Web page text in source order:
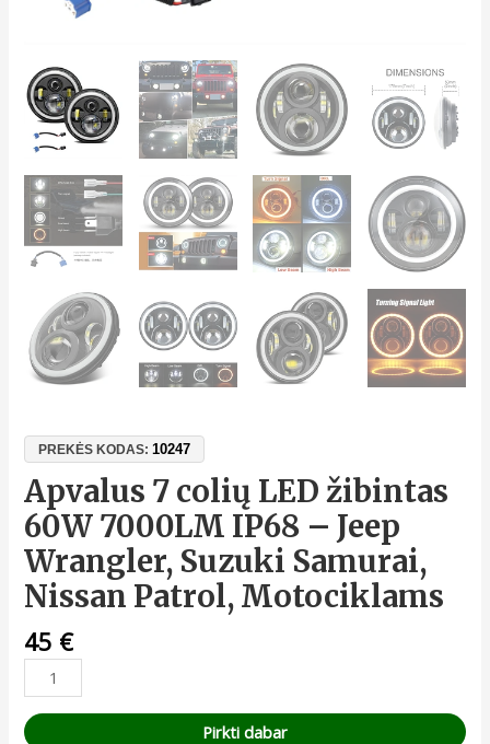
PREKĖS KODAS:10247
Apvalus 7 colių LED žibintas
60W 7000LM IP68 – Jeep
Wrangler, Suzuki Samurai,
Nissan Patrol, Motociklams
45 €
Patrol,
Pirkti dabar